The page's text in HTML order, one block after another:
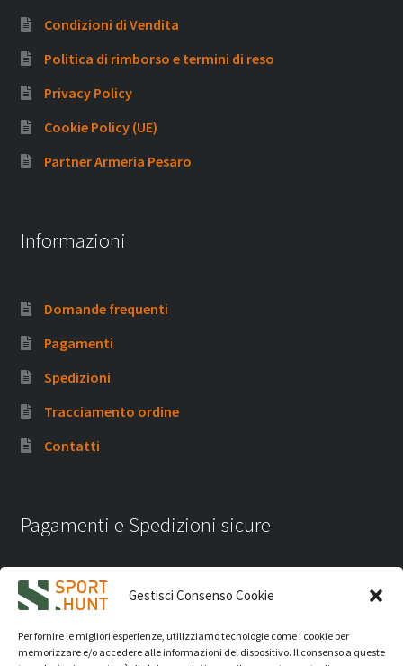
Gestisci Consenso Cookie
Per fornire le migliori esperienze, utilizziamo tecnologie come i cookie per
memorizzare e/o accedere alle informazioni del dispositivo. Il consenso a queste
Condizioni di Vendita
Politica di rimborso e termini di reso
Privacy Policy
Cookie Policy (UE)
Partner Armeria Pesaro
Informazioni
Domande frequenti
Pagamenti
Spedizioni
Tracciamento ordine
Contatti
Pagamenti e Spedizioni sicure